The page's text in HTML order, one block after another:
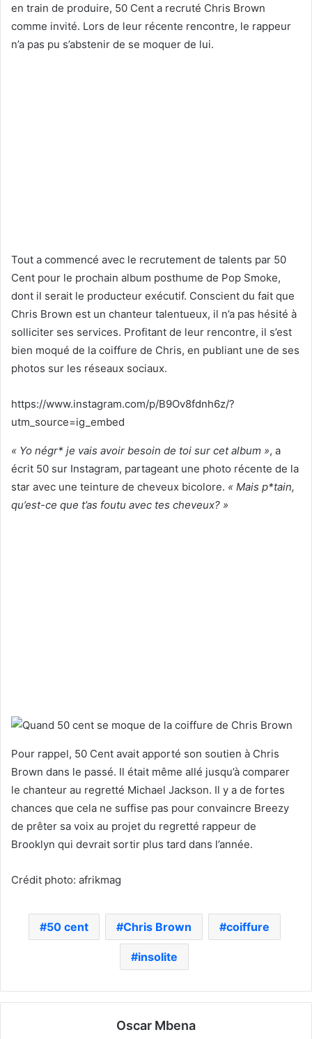
en train de produire, 50 Cent a recruté Chris Brown
comme invité. Lors de leur récente rencontre, le rappeur
n’a pas pu s’abstenir de se moquer de lui.
Tout a commencé avec le recrutement de talents par 50
Cent pour le prochain album posthume de Pop Smoke,
dont il serait le producteur exécutif. Conscient du fait que
Chris Brown est un chanteur talentueux, il n’a pas hésité à
solliciter ses services. Profitant de leur rencontre, il s’est
bien moqué de la coiffure de Chris, en publiant une de ses
photos sur les réseaux sociaux.
https://www.instagram.com/p/B9Ov8fdnh6z/?
utm_source=ig_embed
« Yo négr* je vais avoir besoin de toi sur cet album », a
écrit 50 sur Instagram, partageant une photo récente de la
star avec une teinture de cheveux bicolore. « Mais p*tain,
qu’est-ce que t’as foutu avec tes cheveux? »
Pour rappel, 50 Cent avait apporté son soutien à Chris
Brown dans le passé. Il était même allé jusqu’à comparer
le chanteur au regretté Michael Jackson. Il y a de fortes
chances que cela ne suffise pas pour convaincre Breezy
de prêter sa voix au projet du regretté rappeur de
Brooklyn qui devrait sortir plus tard dans l’année.
Crédit photo: afrikmag
50 cent Chris Brown coiffure
insolite
Oscar Mbena